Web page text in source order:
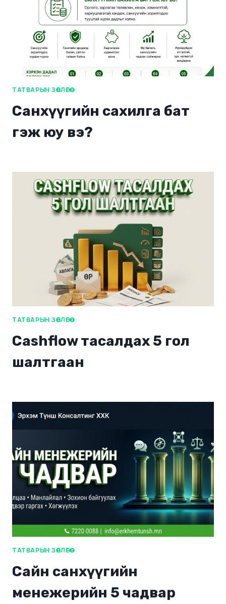
ТАТВАРЫН ЗӨВЛӨГӨӨ
Санхүүгийн сахилга бат
гэж юу вэ?
ТАТВАРЫН ЗӨВЛӨГӨӨ
Cashflow тасалдах 5 гол
шалтгаан
ТАТВАРЫН ЗӨВЛӨГӨӨ
Сайн санхүүгийн
менежерийн 5 чадвар